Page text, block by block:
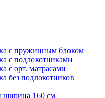
с пружинным блоком
с подлокотниками
с орт. матрасами
без подлокотников
ширина 160 см